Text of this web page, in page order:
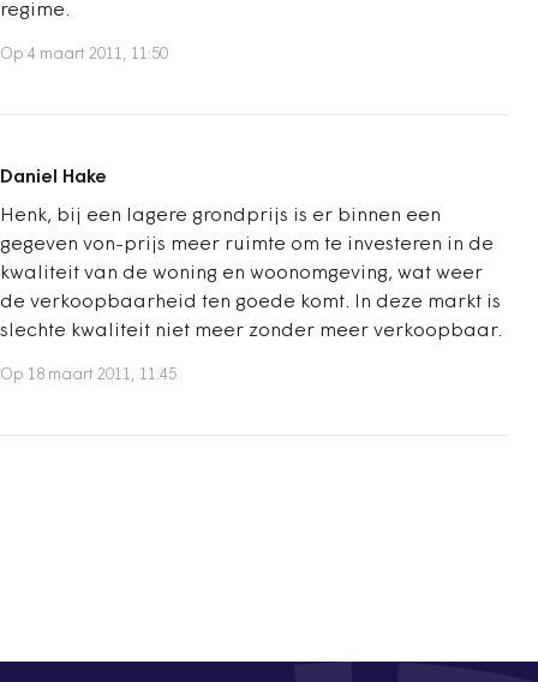
regime.
Op 4 maart 2011, 11:50
Daniel Hake
Henk, bij een lagere grondprijs is er binnen een
gegeven von-prijs meer ruimte om te investeren in de
kwaliteit van de woning en woonomgeving, wat weer
de verkoopbaarheid ten goede komt. In deze markt is
slechte kwaliteit niet meer zonder meer verkoopbaar.
Op 18 maart 2011, 11:45